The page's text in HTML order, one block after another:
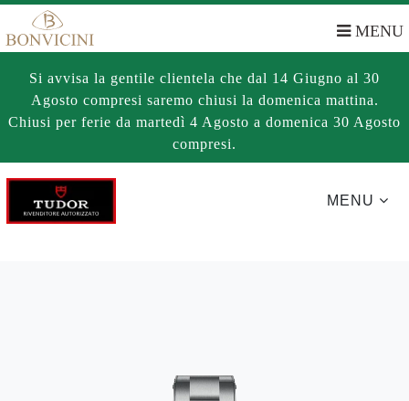
MENU
Si avvisa la gentile clientela che dal 14 Giugno al 30
Agosto compresi saremo chiusi la domenica mattina.
Chiusi per ferie da martedì 4 Agosto a domenica 30 Agosto
compresi.
MENU